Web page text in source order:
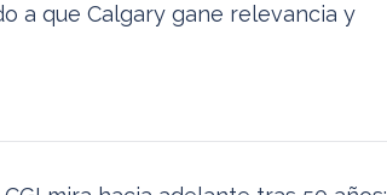
a que Calgary gane relevancia y